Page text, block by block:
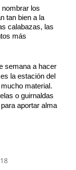
nombrar los
tan bien a la
calabazas, las
más
semana a hacer
la estación del
aportar alma